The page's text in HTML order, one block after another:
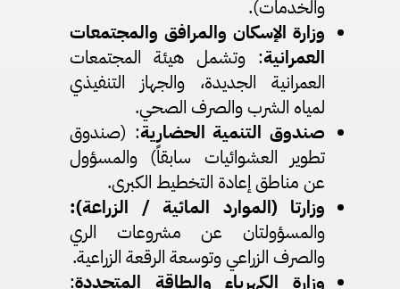
والخدمات).
وزارة الإسكان والمرافق والمجتمعات
العمرانية: وتشمل هيئة المجتمعات
العمرانية الجديدة، والجهاز التنفيذي
لمياه الشرب والصرف الصحي.
صندوق التنمية الحضارية: (صندوق
تطوير العشوائيات سابقاً) والمسؤول
عن مناطق إعادة التخطيط الكبرى.
وزارتا (الموارد المائية / الزراعة):
والمسؤولتان عن مشروعات الري
والصرف الزراعي وتوسعة الرقعة الزراعية.
وزارة الكهرباء والطاقة المتجددة: